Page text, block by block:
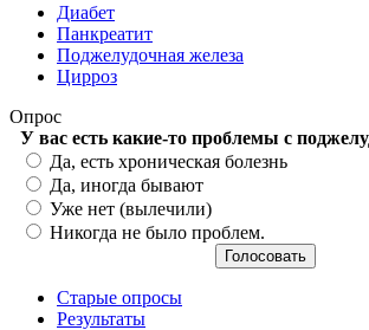
Диабет
Панкреатит
Поджелудочная железа
Цирроз
Опрос
У вас есть какие-то проблемы с
Варианты
Да, есть хроническая болезнь
Да, иногда бывают
Уже нет (вылечили)
Никогда не было проблем.
Старые опросы
Результаты